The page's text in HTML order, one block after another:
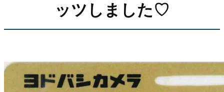
ッツしました♡